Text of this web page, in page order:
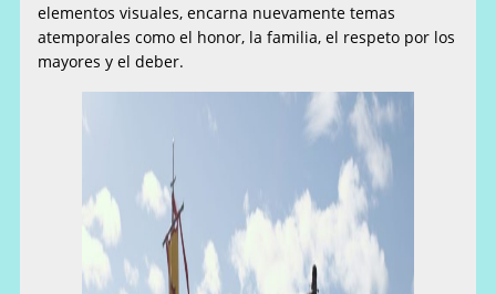
elementos visuales, encarna nuevamente temas
atemporales como el honor, la familia, el respeto por los
mayores y el deber.